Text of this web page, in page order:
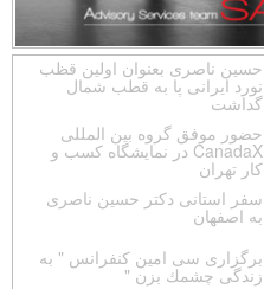
حسین ناصری بعنوان اولین قظب
نورد ایرانی پا به قطب شمال
گداشت
حضور موفق گروه بین المللی
CanadaX در نمایشگاه کسب و
کار تهران
سفر استانى دكتر حسين ناصرى
به اصفهان
برگزارى سى امين كنفرانس " به
زندگى چشمك بزن "